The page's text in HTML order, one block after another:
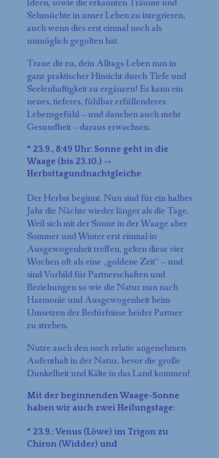
Ideen, sowie die erkannten Träume und
Sehnsüchte in unser Leben zu integrieren,
auch wenn dies erst einmal noch als
unmöglich gegolten hat.
Traue dir zu, dein Alltags-Leben nun in
ganz praktischer Hinsicht durch Tiefe und
Seelenhaftigkeit zu ergänzen! Es kann ein
neues, tieferes, fühlbar erfüllenderes
Lebensgefühl – und daneben auch mehr
Gesundheit – daraus erwachsen.
* 23.9., 8:49 Uhr: Sonne geht in die
Waage (bis 23.10.) ->
Herbsttagundnachtgleiche
Der Herbst beginnt. Nun sind für ein halbes
Jahr die Nächte wieder länger als die Tage.
Weil sich mit der Sonne in der Waage aber
Sommer und Winter erst einmal in
Ausgewogenheit treffen, gelten diese vier
Wochen oft als eine „goldene Zeit“ – und
sind Vorbild für Partnerschaften und
Beziehungen so wie die Natur nun nach
Harmonie und Ausgewogenheit beim
Umsetzen der Bedürfnisse beider Partner
zu streben.
Nutze auch den noch relativ angenehmen
Aufenthalt in der Natur, bevor die große
Dunkelheit und Kälte in das Land kommen!
Mit der beginnenden Waage-Sonne
haben wir auch zwei Heilungstage:
* 23.9.: Venus (Löwe) im Trigon zu
Chiron (Widder) und